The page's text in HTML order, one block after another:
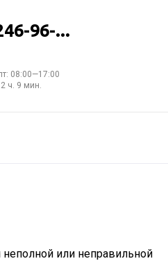
96-...
08:00—17:00
ч. 9 мин.
или неправильной